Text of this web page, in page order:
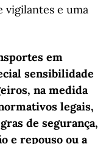
vigilantes e uma
em
sensibilidade
na medida
legais,
de segurança,
e repouso ou a